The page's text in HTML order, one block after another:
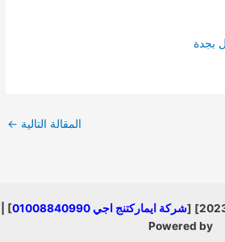
بجدة
المقالة التالية ←
شركة ايماركتنج اجي 01008840990
] |
Powered by